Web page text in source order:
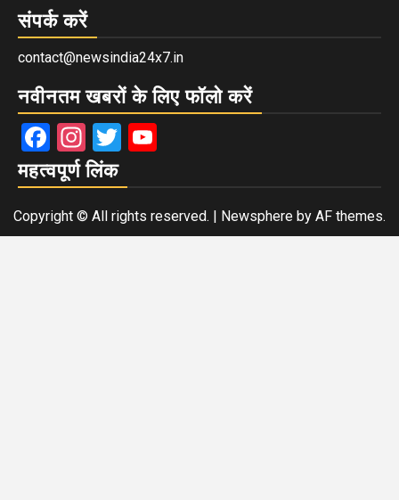
संपर्क करें
contact@newsindia24x7.in
नवीनतम खबरों के लिए फॉलो करें
Facebook
Instagram
Twitter
महत्वपूर्ण लिंक
Copyright © All rights reserved. | Newsphere by AF themes.